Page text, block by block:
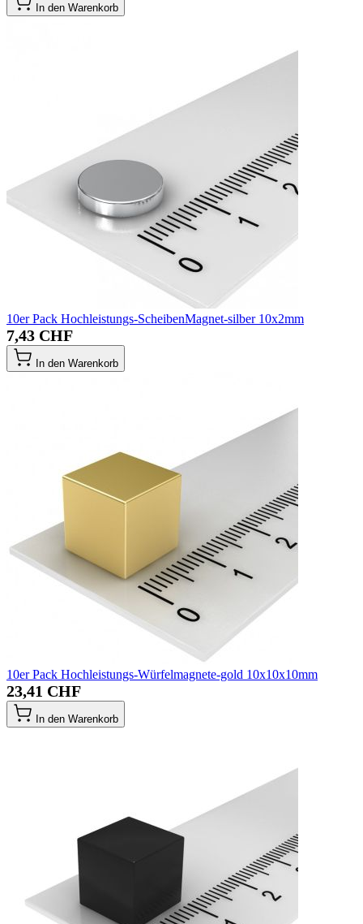
In den Warenkorb
10er Pack Hochleistungs-ScheibenMagnet-silber 10x2mm
7,43 CHF
In den Warenkorb
10er Pack Hochleistungs-Würfelmagnete-gold 10x10x10mm
23,41 CHF
In den Warenkorb